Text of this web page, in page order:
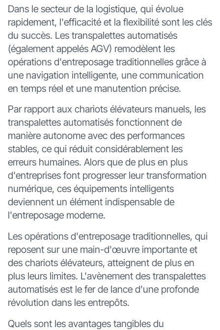
Dans le secteur de la logistique, qui évolue
rapidement, l'efficacité et la flexibilité sont les clés
du succès. Les transpalettes automatisés
(également appelés AGV) remodèlent les
opérations d'entreposage traditionnelles grâce à
une navigation intelligente, une communication
en temps réel et une manutention précise.
Par rapport aux chariots élévateurs manuels, les
transpalettes automatisés fonctionnent de
manière autonome avec des performances
stables, ce qui réduit considérablement les
erreurs humaines. Alors que de plus en plus
d'entreprises font progresser leur transformation
numérique, ces équipements intelligents
deviennent un élément indispensable de
l'entreposage moderne.
Les opérations d'entreposage traditionnelles, qui
reposent sur une main-d'œuvre importante et
des chariots élévateurs, atteignent de plus en
plus leurs limites. L'avènement des transpalettes
automatisés est le fer de lance d'une profonde
révolution dans les entrepôts.
Quels sont les avantages tangibles du